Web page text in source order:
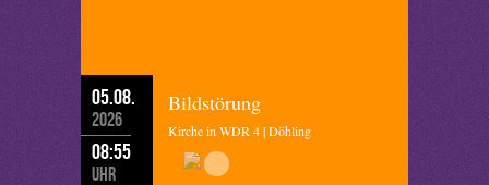
05.08.
2026
08:55
Uhr
Bildstörung
Kirche in WDR 4 | Döhling